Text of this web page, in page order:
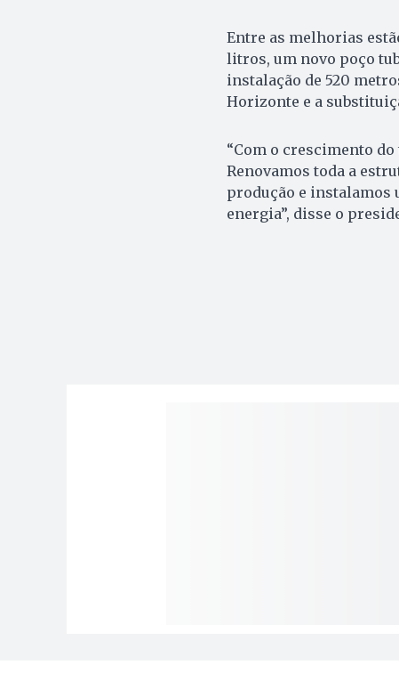
Entre as melhorias
litros, um novo poço
instalação de 520
Horizonte e a
“Com o crescimento
Renovamos toda a
produção e instalamos
energia”, disse o